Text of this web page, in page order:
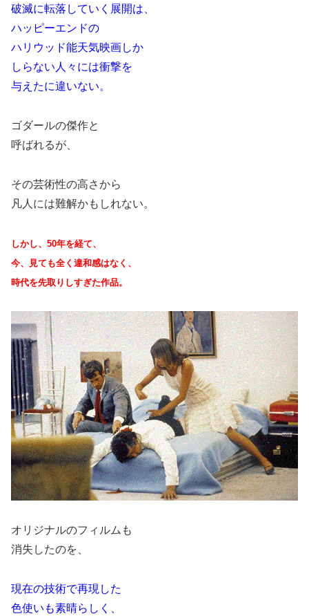
破滅に転落していく展開は、
ハッピーエンドの
ハリウッド能天気映画しか
しらない人々には衝撃を
与えたに違いない。
ゴダールの傑作と
呼ばれるが、
その芸術性の高さから
凡人には難解かもしれない。
しかし、50年を経て、
今、見ても全く違和感はなく、
時代を先取りしすぎた作品。
オリジナルのフィルムも
消失したのを、
現在の技術で再現した
色使いも素晴らしく、